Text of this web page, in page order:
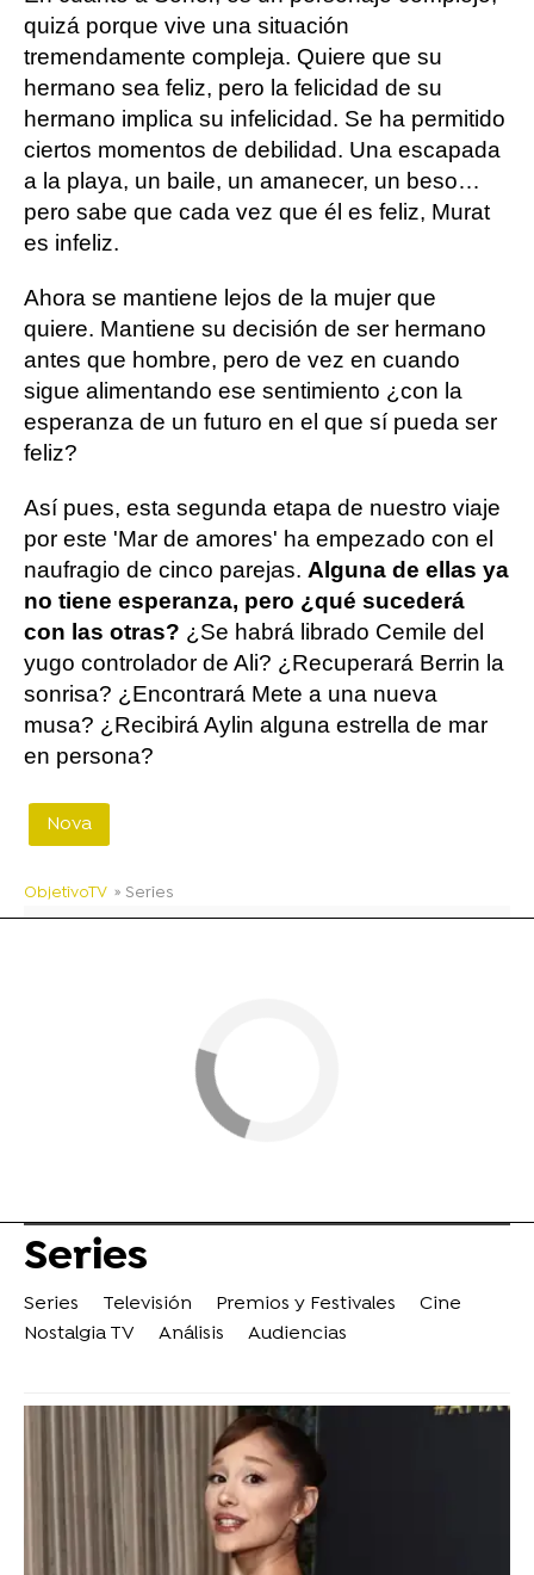
quizá porque vive una situación
tremendamente compleja. Quiere que su
hermano sea feliz, pero la felicidad de su
hermano implica su infelicidad. Se ha permitido
ciertos momentos de debilidad. Una escapada
a la playa, un baile, un amanecer, un beso…
pero sabe que cada vez que él es feliz, Murat
es infeliz.
Ahora se mantiene lejos de la mujer que
quiere. Mantiene su decisión de ser hermano
antes que hombre, pero de vez en cuando
sigue alimentando ese sentimiento ¿con la
esperanza de un futuro en el que sí pueda ser
feliz?
Así pues, esta segunda etapa de nuestro viaje
por este 'Mar de amores' ha empezado con el
naufragio de cinco parejas. Alguna de ellas ya
no tiene esperanza, pero ¿qué sucederá
con las otras? ¿Se habrá librado Cemile del
yugo controlador de Ali? ¿Recuperará Berrin la
sonrisa? ¿Encontrará Mete a una nueva
musa? ¿Recibirá Aylin alguna estrella de mar
en persona?
Nova
ObjetivoTV » Series
Series
Series Televisión Premios y Festivales
Cine
Nostalgia TV
Análisis Audiencias